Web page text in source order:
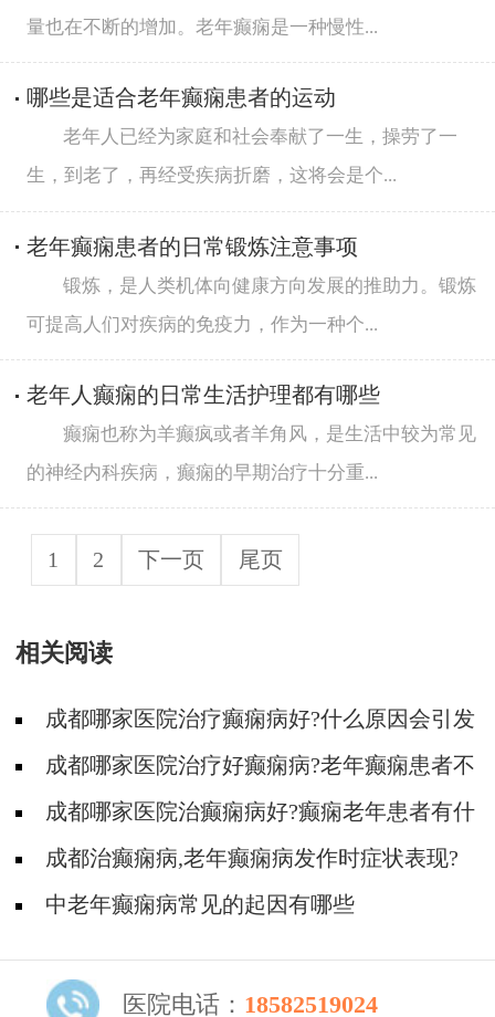
量也在不断的增加。老年癫痫是一种慢性...
哪些是适合老年癫痫患者的运动
老年人已经为家庭和社会奉献了一生，操劳了一
生，到老了，再经受疾病折磨，这将会是个...
老年癫痫患者的日常锻炼注意事项
锻炼，是人类机体向健康方向发展的推助力。锻炼
可提高人们对疾病的免疫力，作为一种个...
老年人癫痫的日常生活护理都有哪些
癫痫也称为羊癫疯或者羊角风，是生活中较为常见
的神经内科疾病，癫痫的早期治疗十分重...
1 2 下一页 尾页
相关阅读
成都哪家医院治疗癫痫病好?什么原因会引发
老年癫痫病?
成都哪家医院治疗好癫痫病?老年癫痫患者不
能吃什么?
成都哪家医院治癫痫病好?癫痫老年患者有什
么不能吃的食物?
成都治癫痫病,老年癫痫病发作时症状表现?
中老年癫痫病常见的起因有哪些
医院电话： 18582519024